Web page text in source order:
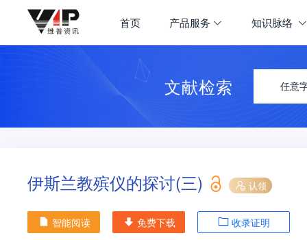
首页 产品服务 知识脉络
文献检索 任意
伊斯兰教殡仪的探讨(三) 认领
智能阅读 免费下载 收录证明